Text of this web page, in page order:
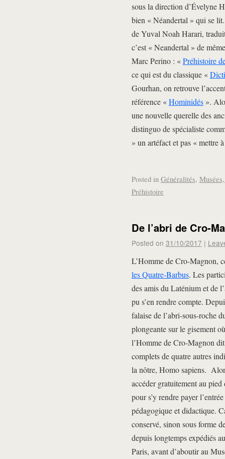
sous la direction d’Évelyne
bien « Néandertal » qui se
de Yuval Noah Harari,
c’est « Neandertal » de
Marc Perino : «Préhistoire
ce qui est du classique «
Gourhan, on retrouve
référence «Hominidés».
une nouvelle querelle des
distinguo de spécialiste
» un artéfact et pas « mettre
Posted in Généralités,
Préhistoire
De l’abri de Cro-
Posted on 31/10/2017 |
L’Homme de Cro-Magnon,
les Quatre-Barbus. Les
des amis du Laténium et de
pu s’en rendre compte.
falaise de l’abri-sous-roche
plongeante sur le gisement
l’Homme de Cro-Magnon
complets de quatre autres
la nôtre, Homo sapiens.
accéder gratuitement au
pour s’y rendre payer l’entrée
pédagogique et didactique.
conservé, sinon sous forme
depuis longtemps expédiés
Paris, avant d’aboutir au